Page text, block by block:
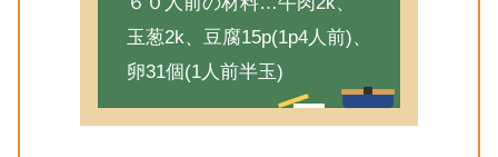
玉葱2k、豆腐15p(1p4人前)、
卵31個(1人前半玉)